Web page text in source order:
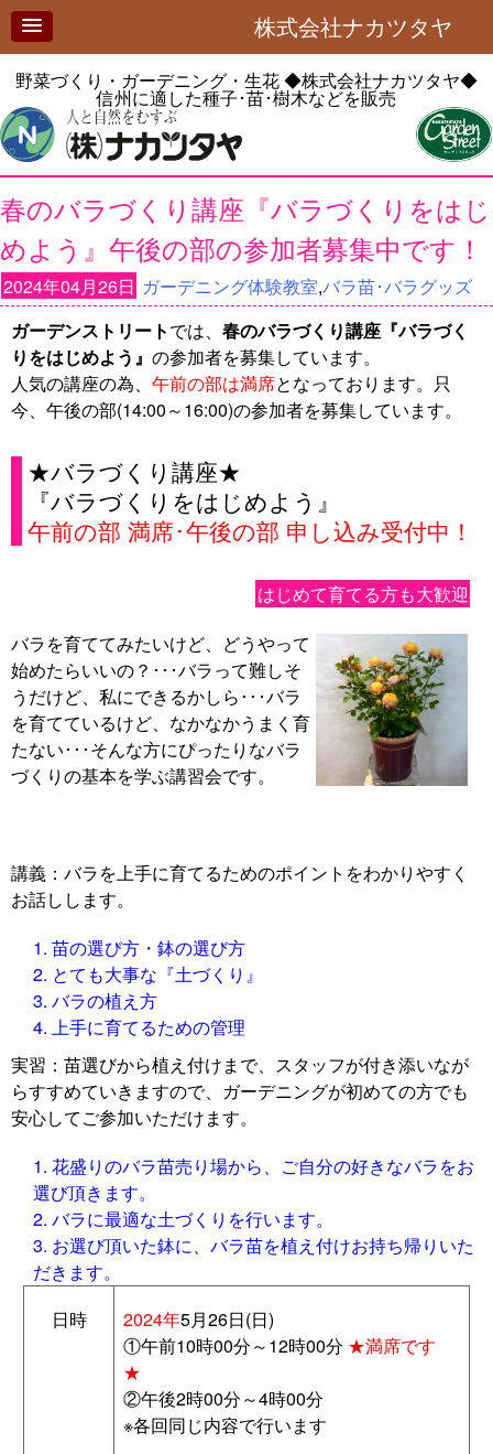
株式会社ナカツタヤ
野菜づくり・ガーデニング・生花◆株式会社ナカツタヤ◆
信州に適した種子･苗･樹木などを販売
春のバラづくり講座『バラづくりをはじ
めよう』午後の部の参加者募集中です！
2024年04月26日 ガーデニング体験教室,バラ苗･バラグッズ
ガーデンストリートでは、 春のバラづくり講座『バラづく
りをはじめよう』 の参加者を募集しています。
人気の講座の為、 午前の部は満席となっております。只
今、午後の部(14:00～16:00)の参加者を募集しています。
★バラづくり講座★
『バラづくりをはじめよう』
午前の部 満席･午後の部 申し込み受付中！
はじめて育てる方も大歓迎
バラを育ててみたいけど、どうやって
始めたらいいの？･･･バラって難しそ
うだけど、私にできるかしら･･･バラ
を育てているけど、なかなかうまく育
たない･･･そんな方にぴったりなバラ
づくりの基本を学ぶ講習会です。
講義：バラを上手に育てるためのポイントをわかりやすく
お話しします。
苗の選び方・鉢の選び方
とても大事な『土づくり』
バラの植え方
上手に育てるための管理
実習：苗選びから植え付けまで、スタッフが付き添いなが
らすすめていきますので、ガーデニングが初めての方でも
安心してご参加いただけます。
花盛りのバラ苗売り場から、ご自分の好きなバラをお
選び頂きます。
バラに最適な土づくりを行います。
お選び頂いた鉢に、バラ苗を植え付けお持ち帰りいた
だきます。
日時
2024年5月26日(日)
①午前10時00分～12時00分 ★満席です
★
②午後2時00分～4時00分
※各回同じ内容で行います